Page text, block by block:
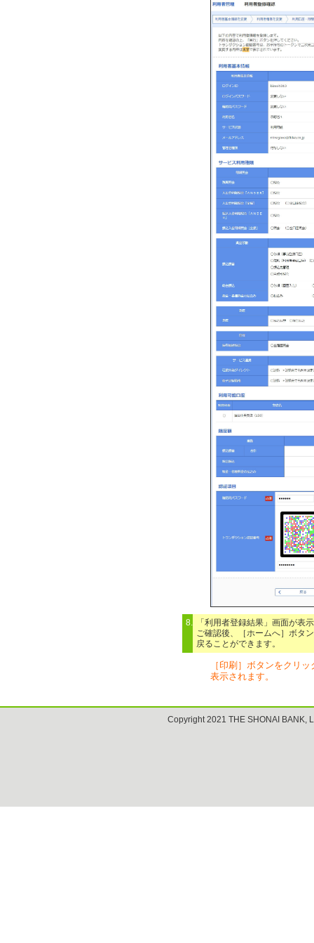
8.
「利用者登録結果」画面が表
ご確認後、［ホームへ］ボタ
戻ることができます。
［印刷］ボタンをクリ
表示されます。
Copyright 2021 THE SHONAI BANK,